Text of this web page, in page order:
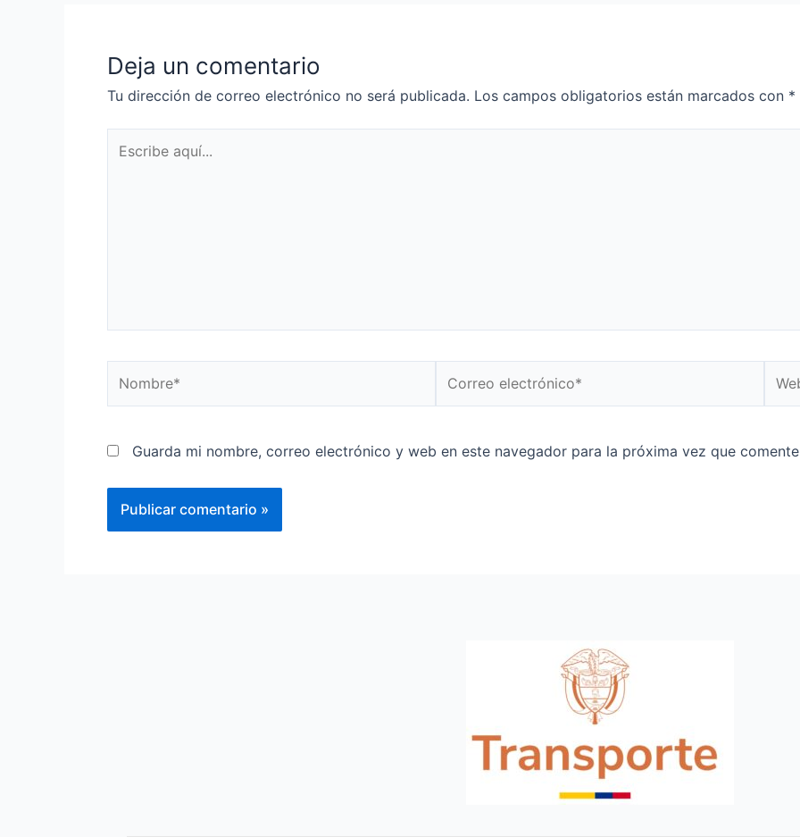
Deja un comentario
Tu dirección de correo electrónico no será publicada. Los campos obligatorios están marcados con *
Guarda mi nombre, correo electrónico y web en este navegador para la próxima vez que